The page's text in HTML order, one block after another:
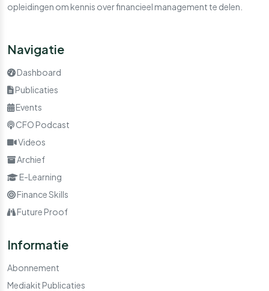
opleidingen om kennis over financieel management te delen.
Navigatie
Dashboard
Publicaties
Events
CFO Podcast
Videos
Archief
E-Learning
Finance Skills
Future Proof
Informatie
Abonnement
Mediakit Publicaties